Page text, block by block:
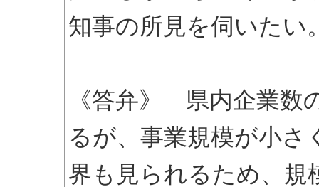
知事の所見を伺いたい
《答弁》 県内企業数
るが、事業規模が小さ
界も見られるため、規